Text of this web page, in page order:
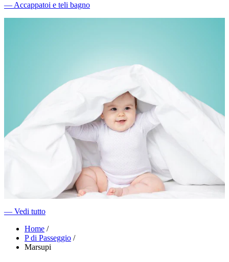
―Accappatoi e teli bagno
― Vedi tutto
Home /
P di Passeggio /
Marsupi